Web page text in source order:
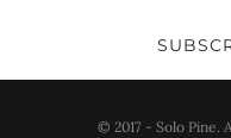
© 2017 - Solo Pine.